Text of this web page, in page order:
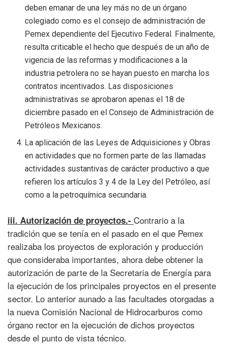
deben emanar de una ley más no de un órgano
colegiado como es el consejo de administración de
Pemex dependiente del Ejecutivo Federal. Finalmente,
resulta criticable el hecho que después de un año de
vigencia de las reformas y modificaciones a la
industria petrolera no se hayan puesto en marcha los
contratos incentivados. Las disposiciones
administrativas se aprobaron apenas el 18 de
diciembre pasado en el Consejo de Administración de
Petróleos Mexicanos.
La aplicación de las Leyes de Adquisiciones y Obras
en actividades que no formen parte de las llamadas
actividades sustantivas de carácter productivo a que
refieren los artículos 3 y 4 de la Ley del Petróleo, así
como a la petroquímica secundaria.
iii. Autorización de proyectos.- Contrario a la
tradición que se tenía en el pasado en el que Pemex
realizaba los proyectos de exploración y producción
que consideraba importantes, ahora debe obtener la
autorización de parte de la Secretaria de Energía para
la ejecución de los principales proyectos en el presente
sector. Lo anterior aunado a las facultades otorgadas a
la nueva Comisión Nacional de Hidrocarburos como
órgano rector en la ejecución de dichos proyectos
desde el punto de vista técnico.